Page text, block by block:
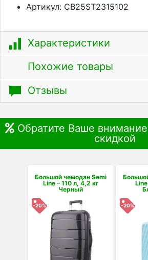
Артикул: CB25ST2315102
Характеристики
Похожие товары
Отзывы
Обратите Ваше
скидкой
Большой чемодан Semi
Line – 110 л, 4,2 кг
Черный
-20% -20%